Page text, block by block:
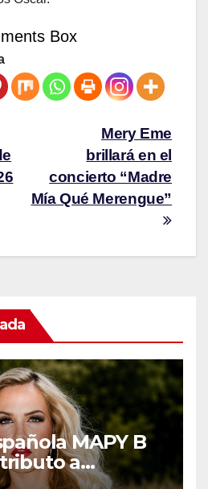
Box
Mery Eme
brillará en el
concierto “Madre
Mía Qué Merengue”
MAPY B
a
en